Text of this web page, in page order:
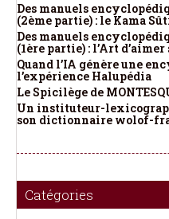
Des manuels
(2ème partie) : le Kama
Des manuels
(1ère partie) : l’Art d’aimer
Quand l’IA génère une
l’expérience Halupédia
Le Spicilège de
Un instituteur-
son dictionnaire wolof-
Catégories